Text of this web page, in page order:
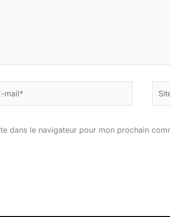
dans le navigateur pour mon prochain